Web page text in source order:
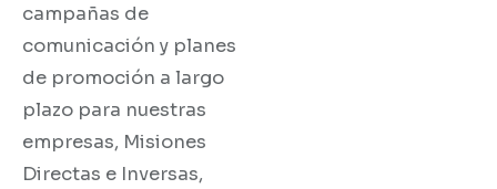
campañas de
comunicación y planes
de promoción a largo
plazo para nuestras
empresas, Misiones
Directas e Inversas,